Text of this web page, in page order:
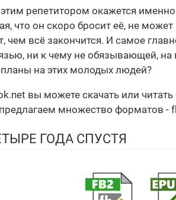
этим репетитором окажется
что он скоро бросит её, не
чем всё закончится. И самое
ни к чему не обязывающей, на
на этих молодых людей?
вы можете скачать или
множество форматов -
ГОДА СПУСТЯ